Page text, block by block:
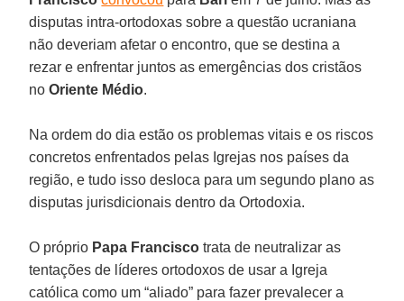
disputas intra-ortodoxas sobre a questão ucraniana
não deveriam afetar o encontro, que se destina a
rezar e enfrentar juntos as emergências dos cristãos
noOriente Médio.
Na ordem do dia estão os problemas vitais e os riscos
concretos enfrentados pelas Igrejas nos países da
região, e tudo isso desloca para um segundo plano as
disputas jurisdicionais dentro da Ortodoxia.
O próprio Papa Francisco trata de neutralizar as
tentações de líderes ortodoxos de usar a Igreja
católica como um “aliado” para fazer prevalecer a